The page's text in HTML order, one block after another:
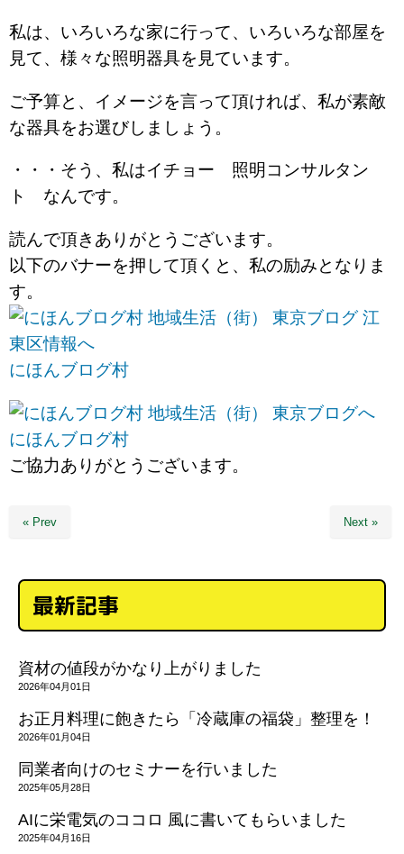
私は、いろいろな家に行って、いろいろな部屋を
見て、様々な照明器具を見ています。
ご予算と、イメージを言って頂ければ、私が素敵
な器具をお選びしましょう。
・・・そう、私はイチョー 照明コンサルタン
ト なんです。
読んで頂きありがとうございます。
以下のバナーを押して頂くと、私の励みとなりま
す。
にほんブログ村
にほんブログ村
ご協力ありがとうございます。
« Prev Next »
最新記事
資材の値段がかなり上がりました
2026年04月01日
お正月料理に飽きたら「冷蔵庫の福袋」整理を！
2026年01月04日
同業者向けのセミナーを行いました
2025年05月28日
AIに栄電気のココロ 風に書いてもらいました
2025年04月16日